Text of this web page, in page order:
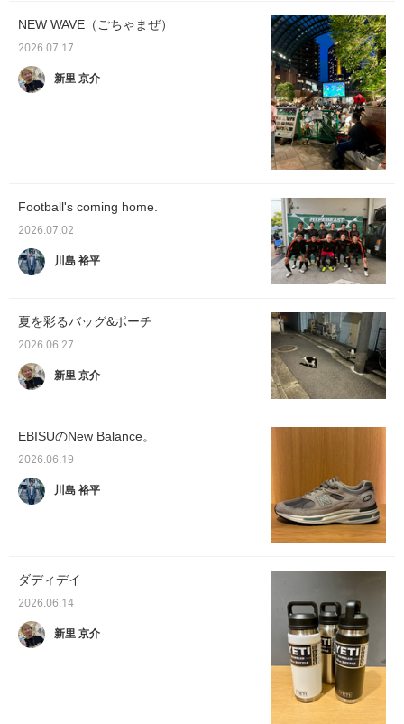
NEW WAVE（ごちゃまぜ）
2026.07.17
新里 京介
Football's coming home.
2026.07.02
川島 裕平
夏を彩るバッグ&ポーチ
2026.06.27
新里 京介
EBISUのNew Balance。
2026.06.19
川島 裕平
ダディデイ
2026.06.14
新里 京介